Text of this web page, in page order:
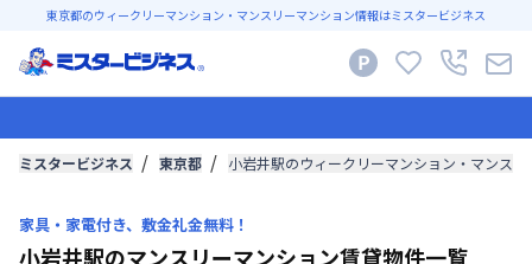
東京都のウィークリーマンション・マンスリーマンション情報はミスタービジネス
ミスタービジネス 東京都 小岩井駅のウィークリーマンション・マンス
家具・家電付き、敷金礼金無料！
小岩井駅のマンスリーマンション賃貸物件一覧